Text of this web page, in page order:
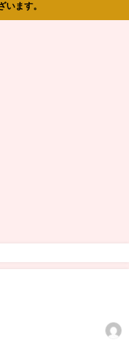
います。